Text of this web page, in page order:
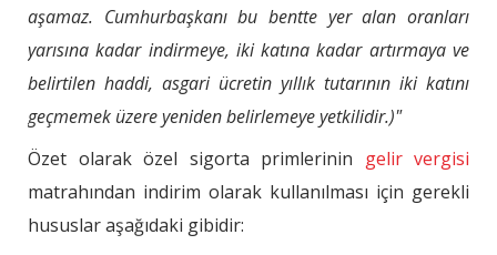
aşamaz. Cumhurbaşkanı bu bentte yer alan oranları
yarısına kadar indirmeye, iki katına kadar artırmaya ve
belirtilen haddi, asgari ücretin yıllık tutarının iki katını
geçmemek üzere yeniden belirlemeye yetkilidir.)"
Özet olarak özel sigorta primlerinin gelir vergisi
matrahından indirim olarak kullanılması için gerekli
hususlar aşağıdaki gibidir: